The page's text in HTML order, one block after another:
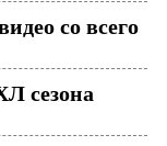
со всего
сезона